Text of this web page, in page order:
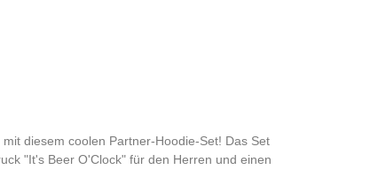
diesem coolen Partner-Hoodie-Set! Das Set
"It's Beer O'Clock" für den Herren und einen